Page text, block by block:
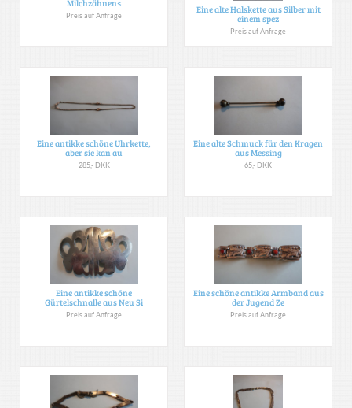
Milchzähnen<
Preis auf Anfrage
Eine alte Halskette aus Silber mit
einem spez
Preis auf Anfrage
Eine antikke schöne Uhrkette,
aber sie kan au
285,- DKK
Eine alte Schmuck für den Kragen
aus Messing
65,- DKK
Eine antikke schöne
Gürtelschnalle aus Neu Si
Preis auf Anfrage
Eine schöne antikke Armband aus
der Jugend Ze
Preis auf Anfrage